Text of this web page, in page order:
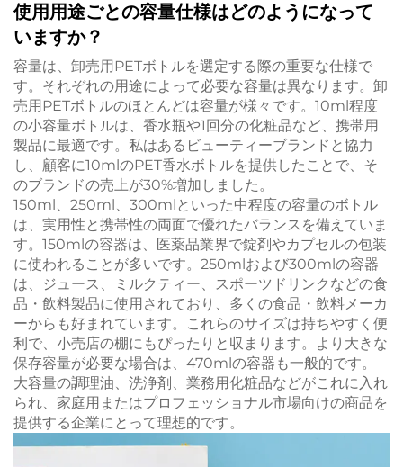
使用用途ごとの容量仕様はどのようになって
いますか？
容量は、卸売用PETボトルを選定する際の重要な仕様で
す。それぞれの用途によって必要な容量は異なります。卸
売用PETボトルのほとんどは容量が様々です。10ml程度
の小容量ボトルは、香水瓶や1回分の化粧品など、携帯用
製品に最適です。私はあるビューティーブランドと協力
し、顧客に10mlのPET香水ボトルを提供したことで、そ
のブランドの売上が30%増加しました。
150ml、250ml、300mlといった中程度の容量のボトル
は、実用性と携帯性の両面で優れたバランスを備えていま
す。150mlの容器は、医薬品業界で錠剤やカプセルの包装
に使われることが多いです。250mlおよび300mlの容器
は、ジュース、ミルクティー、スポーツドリンクなどの食
品・飲料製品に使用されており、多くの食品・飲料メーカ
ーからも好まれています。これらのサイズは持ちやすく便
利で、小売店の棚にもぴったりと収まります。より大きな
保存容量が必要な場合は、470mlの容器も一般的です。
大容量の調理油、洗浄剤、業務用化粧品などがこれに入れ
られ、家庭用またはプロフェッショナル市場向けの商品を
提供する企業にとって理想的です。